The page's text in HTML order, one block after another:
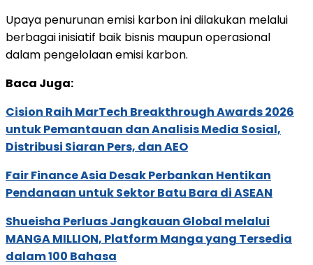
Upaya penurunan emisi karbon ini dilakukan melalui
berbagai inisiatif baik bisnis maupun operasional
dalam pengelolaan emisi karbon.
Baca Juga:
Cision Raih MarTech Breakthrough Awards 2026
untuk Pemantauan dan Analisis Media Sosial,
Distribusi Siaran Pers, dan AEO
Fair Finance Asia Desak Perbankan Hentikan
Pendanaan untuk Sektor Batu Bara di ASEAN
Shueisha Perluas Jangkauan Global melalui
MANGA MILLION, Platform Manga yang Tersedia
dalam 100 Bahasa